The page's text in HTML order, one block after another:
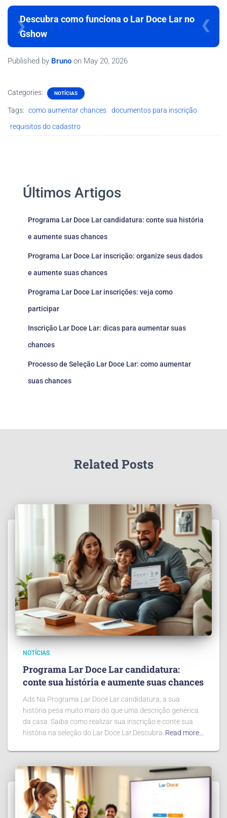
Descubra como funciona o Lar Doce Lar no
Gshow
Published by Bruno on May 20, 2026
Categories: NOTÍCIAS
Tags: como aumentar chances
documentos para inscrição
requisitos do cadastro
Últimos Artigos
Programa Lar Doce Lar candidatura: conte sua história
e aumente suas chances
Programa Lar Doce Lar inscrição: organize seus dados
e aumente suas chances
Programa Lar Doce Lar inscrições: veja como
participar
Inscrição Lar Doce Lar: dicas para aumentar suas
chances
Processo de Seleção Lar Doce Lar: como aumentar
suas chances
Related Posts
NOTÍCIAS
Programa Lar Doce Lar candidatura:
conte sua história e aumente suas chances
Ads Na Programa Lar Doce Lar candidatura, a sua
história pesa muito mais do que uma descrição genérica
da casa. Saiba como realizar sua inscrição e conte sua
história na seleção do Lar Doce Lar.Descubra Read more…